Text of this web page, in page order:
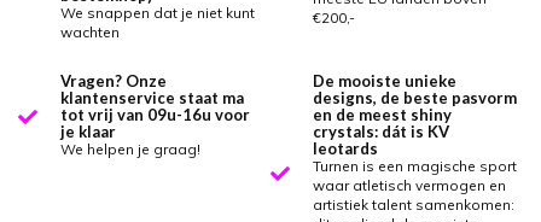
We snappen dat je niet kunt
wachten
€200,-
Vragen? Onze
klantenservice staat ma
tot vrij van 09u-16u voor
je klaar
We helpen je graag!
De mooiste unieke
designs, de beste pasvorm
en de meest shiny
crystals: dát is KV
leotards
Turnen is een magische sport
waar atletisch vermogen en
artistiek talent samenkomen: